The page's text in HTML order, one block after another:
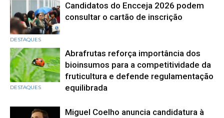
DESTAQUES
Candidatos do Encceja 2026 podem
consultar o cartão de inscrição
DESTAQUES
Abrafrutas reforça importância dos
bioinsumos para a competitividade da
fruticultura e defende regulamentação
equilibrada
Miguel Coelho anuncia candidatura à